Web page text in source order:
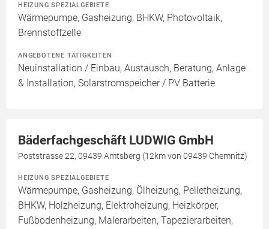
HEIZUNG SPEZIALGEBIETE
Wärmepumpe, Gasheizung, BHKW, Photovoltaik,
Brennstoffzelle
ANGEBOTENE TÄTIGKEITEN
Neuinstallation / Einbau, Austausch, Beratung, Anlage
& Installation, Solarstromspeicher / PV Batterie
Bäderfachgeschãft LUDWIG GmbH
Poststrasse 22, 09439 Amtsberg (12km von 09439 Chemnitz)
HEIZUNG SPEZIALGEBIETE
Wärmepumpe, Gasheizung, Ölheizung, Pelletheizung,
BHKW, Holzheizung, Elektroheizung, Heizkörper,
Fußbodenheizung, Malerarbeiten, Tapezierarbeiten,